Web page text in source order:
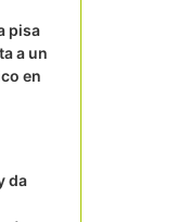
pisa
a un
en
da